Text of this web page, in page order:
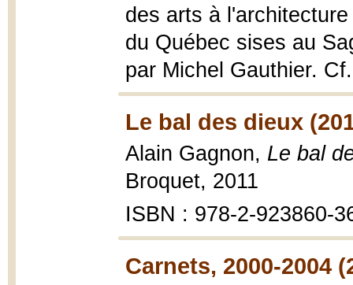
des arts à
du Québec sises au
par Michel Gauthier.
Le bal des dieux
Alain Gagnon, Le bal
Broquet, 2011
ISBN : 978-2-923860-
Carnets, 2000-2004